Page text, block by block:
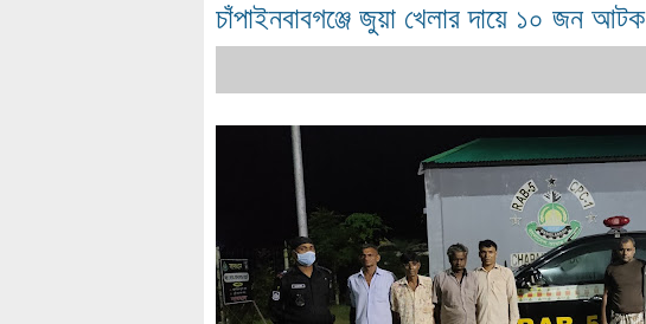
চাঁপাইনবাবগঞ্জে জুয়া খেলার দায়ে ১০ জন আটক